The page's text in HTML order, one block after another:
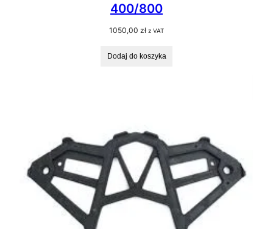
400/800
1050,00 zł z VAT
Dodaj do koszyka